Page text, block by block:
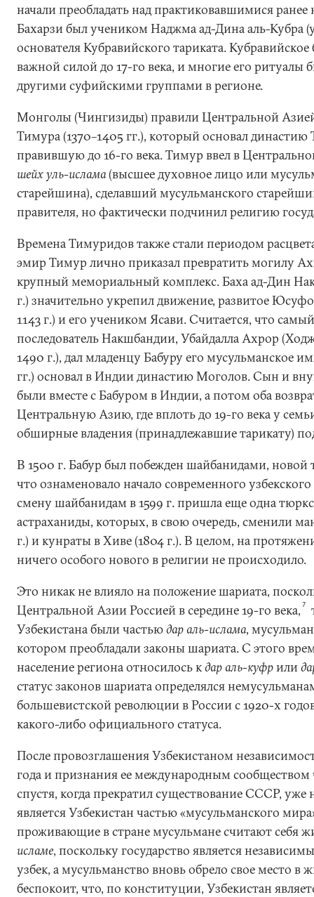
начали преобладать над практиковавшимися
Бахарзи был учеником Наджма ад-Дина аль-Кубра
основателя Кубравийского тариката. Кубравийское
важной силой до 17-го века, и многие его ритуалы
другими суфийскими группами в регионе.
Монголы (Чингизиды) правили Центральной
Тимура (1370–1405 гг.), который основал
правившую до 16-го века. Тимур ввел в
шейх уль-ислама(высшее духовное лицо или
старейшина), сделавший мусульманского
правителя, но фактически подчинил религию
Времена Тимуридов также стали периодом
эмир Тимур лично приказал превратить могилу
крупный мемориальный комплекс. Баха ад-Дин
г.) значительно укрепил движение, развитое
1143 г.) и его учеником Ясави. Считается, что
последователь Накшбандии, Убайдалла Ахрор
1490 г.), дал младенцу Бабуру его мусульманское
гг.) основал в Индии династию Моголов. Сын и
были вместе с Бабуром в Индии, а потом оба
Центральную Азию, где вплоть до 19-го века у
обширные владения (принадлежавшие тарикату)
В 1500 г. Бабур был побежден шайбанидами, новой
что ознаменовало начало современного узбекского
смену шайбанидам в 1599 г. пришла еще одна
астраханиды, которых, в свою очередь, сменили
г.) и кунраты в Хиве (1804 г.). В целом, на
ничего особого нового в религии не происходило.
Это никак не влияло на положение шариата,
Центральной Азии Россией в середине 19-го века, 7
Узбекистана были частьюдар аль-ислама,
котором преобладали законы шариата. С этого
население региона относилось кдар аль-куфрили
статус законов шариата определялся
большевистской революции в России с 1920-х
какого-либо официального статуса.
После провозглашения Узбекистаном
года и признания ее международным сообществом
спустя, когда прекратил существование СССР, уже
является Узбекистан частью «мусульманского
проживающие в стране мусульмане считают себя
исламе, поскольку государство является
узбек, а мусульманство вновь обрело свое место в
беспокоит, что, по конституции, Узбекистан